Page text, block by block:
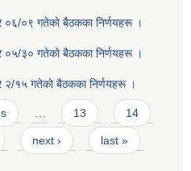
०६/०९ गतेकाे बैठकका निर्णयहरू ।
०५/३० गतेकाे बैठकका निर्णयहरू ।
२/१५ गतेकाे बैठकका निर्णयहरू ।
… 13 14
next › last »